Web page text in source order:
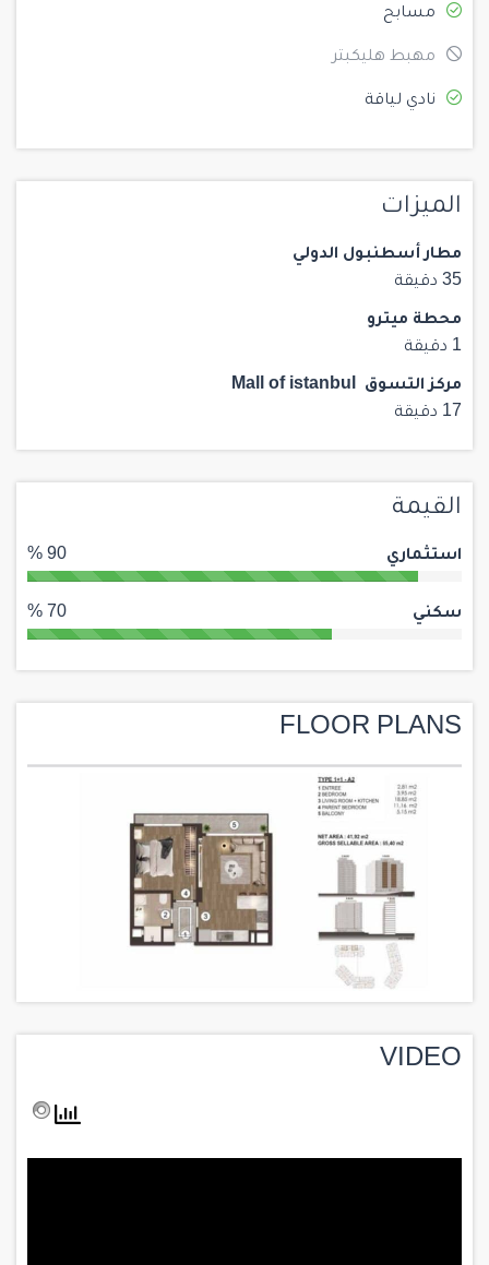
مسابح
مهبط هليكبتر
نادي لياقة
الميزات
مطار أسطنبول الدولي
35 دقيقة
محطة ميترو
1 دقيقة
مركز التسوق Mall of istanbul
17 دقيقة
القيمة
استثماري 90 %
سكني 70 %
FLOOR PLANS
VIDEO